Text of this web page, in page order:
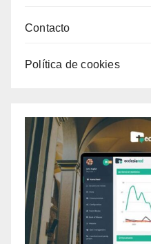
Contacto
Política de cookies